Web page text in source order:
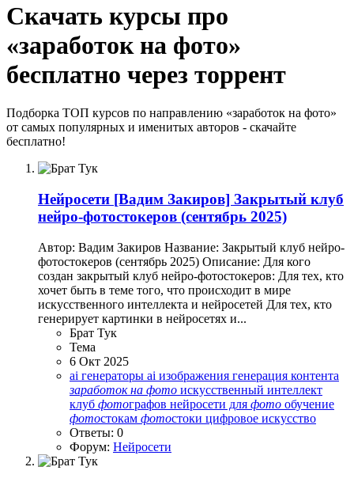
Скачать курсы про
«заработок на фото»
бесплатно через торрент
Подборка ТОП курсов по направлению «заработок на фото»
от самых популярных и именитых авторов - скачайте
бесплатно!
Нейросети [Вадим Закиров] Закрытый клуб
нейро-фотостокеров (сентябрь 2025)
Автор: Вадим Закиров Название: Закрытый клуб нейро-
фотостокеров (сентябрь 2025) Описание: Для кого
создан закрытый клуб нейро-фотостокеров: Для тех, кто
хочет быть в теме того, что происходит в мире
искусственного интеллекта и нейросетей Для тех, кто
генерирует картинки в нейросетях и...
Брат Тук
Тема
6 Окт 2025
ai генераторы ai изображения генерация контента
заработок на фото искусственный интеллект
клуб фотографов нейросети для фото обучение
фотостокам фотостоки цифровое искусство
Ответы: 0
Форум: Нейросети